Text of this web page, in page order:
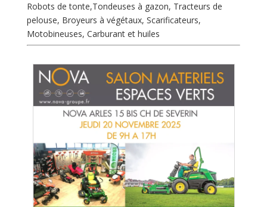
Robots de tonte,Tondeuses à gazon, Tracteurs de
pelouse, Broyeurs à végétaux, Scarificateurs,
Motobineuses, Carburant et huiles